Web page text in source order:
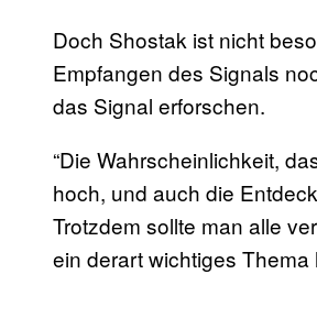
Doch Shostak ist nicht
Empfangen des Signals
das Signal erforschen.
“Die Wahrscheinlichkeit,
hoch, und auch die
Trotzdem sollte man alle
ein derart wichtiges Thema